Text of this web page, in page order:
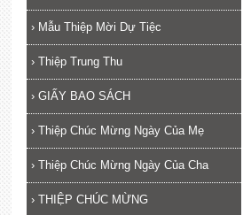
› Mẫu Thiệp Mời Dự Tiệc
› Thiệp Trung Thu
› GIẤY BAO SÁCH
› Thiệp Chúc Mừng Ngày Của Mẹ
› Thiệp Chúc Mừng Ngày Của Cha
› THIỆP CHÚC MỪNG